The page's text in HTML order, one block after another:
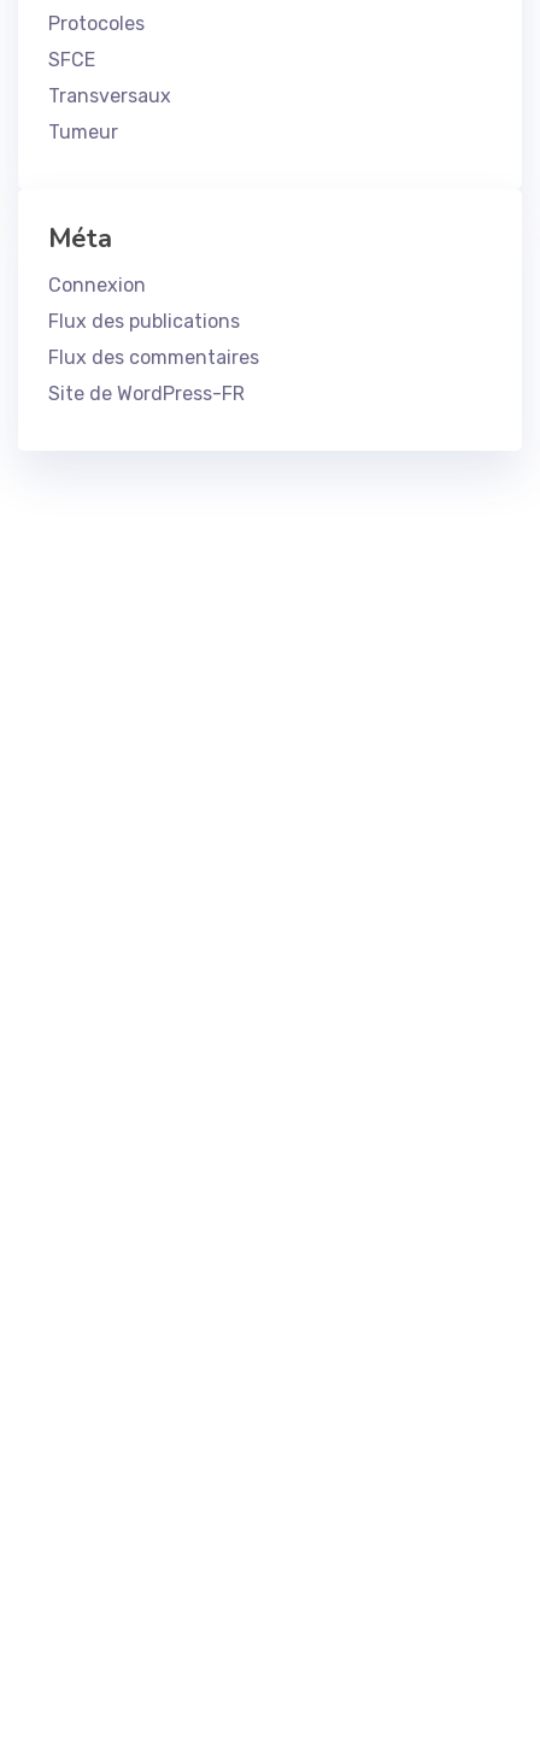
Protocoles
SFCE
Transversaux
Tumeur
Méta
Connexion
Flux des publications
Flux des commentaires
Site de WordPress-FR